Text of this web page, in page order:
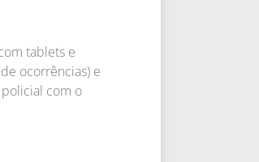
tablets e
ocorrências) e
com o